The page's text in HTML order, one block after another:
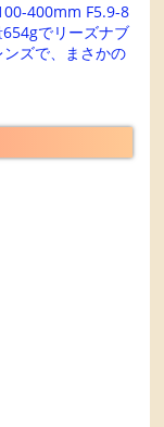
400mm F5.9-8
でリーズナブ
ズで、まさかの